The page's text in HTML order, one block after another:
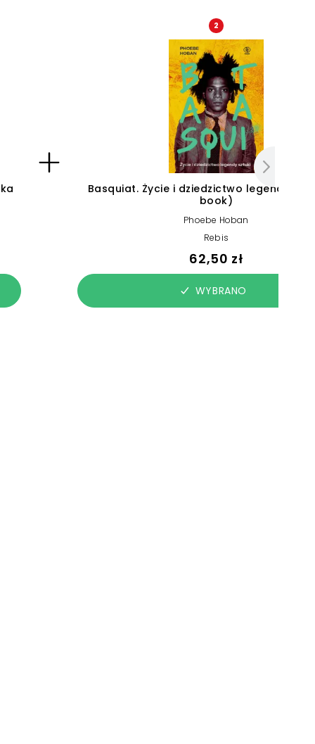
2
Basquiat. Życie i dziedzictwo legendy
book)
Phoebe Hoban
Rebis
62,50 zł
WYBRANO